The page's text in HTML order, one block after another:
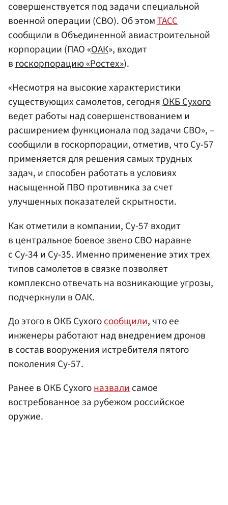
совершенствуется под задачи специальной
военной операции (СВО). Об этомТАСС
сообщили в Объединенной авиастроительной
корпорации (ПАО «ОАК», входит
вгоскорпорацию «Ростех»).
«Несмотря на высокие характеристики
существующих самолетов, сегодняОКБ Сухого
ведет работы над совершенствованием и
расширением функционала под задачи СВО», –
сообщили в госкорпорации, отметив, что Су-57
применяется для решения самых трудных
задач, и способен работать в условиях
насыщенной ПВО противника за счет
улучшенных показателей скрытности.
Как отметили в компании, Су-57 входит
в центральное боевое звено СВО наравне
с Су-34 и Су-35. Именно применение этих трех
типов самолетов в связке позволяет
комплексно отвечать на возникающие угрозы,
подчеркнули в ОАК.
До этого в ОКБ Сухогосообщили, что ее
инженеры работают над внедрением дронов
в состав вооружения истребителя пятого
поколения Су-57.
Ранее в ОКБ Сухогоназвалисамое
востребованное за рубежом российское
оружие.